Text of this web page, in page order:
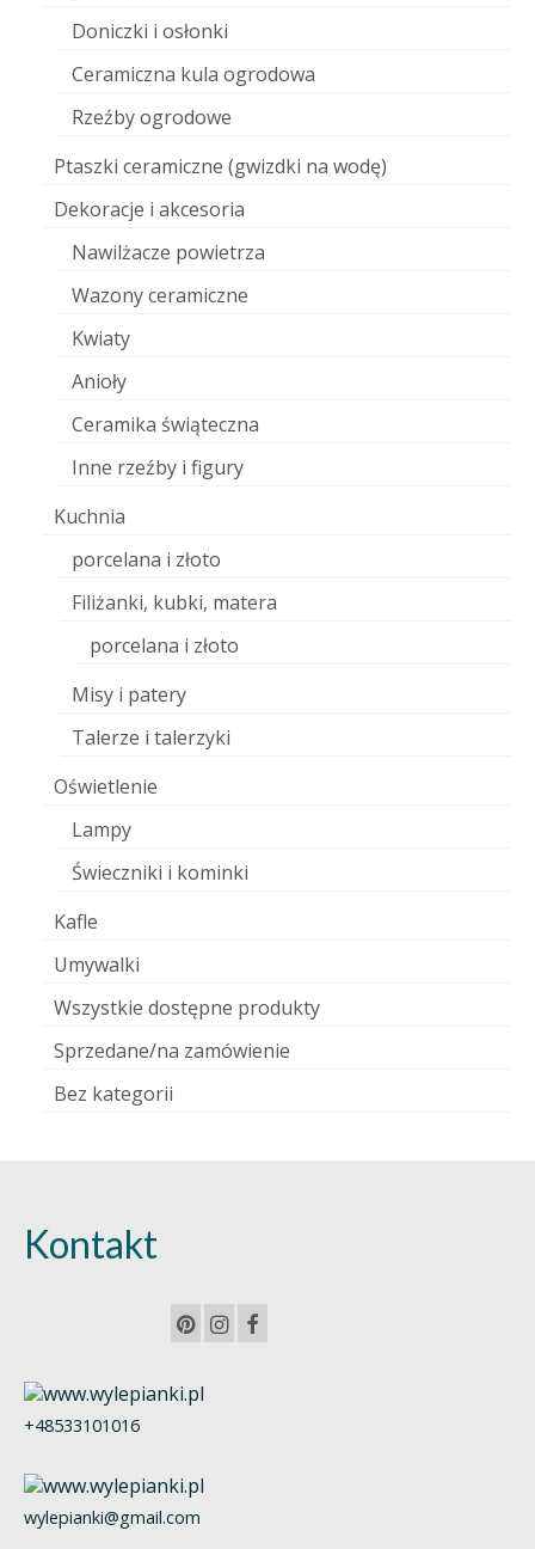
Doniczki i osłonki
Ceramiczna kula ogrodowa
Rzeźby ogrodowe
Ptaszki ceramiczne (gwizdki na wodę)
Dekoracje i akcesoria
Nawilżacze powietrza
Wazony ceramiczne
Kwiaty
Anioły
Ceramika świąteczna
Inne rzeźby i figury
Kuchnia
porcelana i złoto
Filiżanki, kubki, matera
porcelana i złoto
Misy i patery
Talerze i talerzyki
Oświetlenie
Lampy
Świeczniki i kominki
Kafle
Umywalki
Wszystkie dostępne produkty
Sprzedane/na zamówienie
Bez kategorii
Kontakt
+48533101016
wylepianki@gmail.com